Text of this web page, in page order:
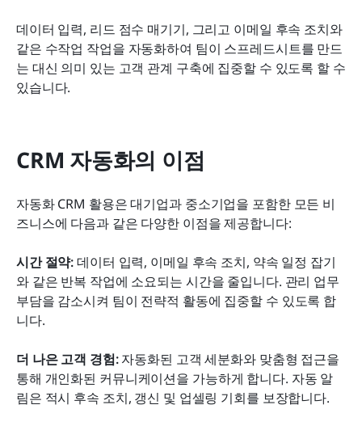
데이터 입력, 리드 점수 매기기, 그리고 이메일 후속 조치와
같은 수작업 작업을 자동화하여 팀이 스프레드시트를 만드
는 대신 의미 있는 고객 관계 구축에 집중할 수 있도록 할 수
있습니다.
CRM 자동화의 이점
자동화 CRM 활용은 대기업과 중소기업을 포함한 모든 비
즈니스에 다음과 같은 다양한 이점을 제공합니다:
시간 절약: 데이터 입력, 이메일 후속 조치, 약속 일정 잡기
와 같은 반복 작업에 소요되는 시간을 줄입니다. 관리 업무
부담을 감소시켜 팀이 전략적 활동에 집중할 수 있도록 합
니다.
더 나은 고객 경험: 자동화된 고객 세분화와 맞춤형 접근을
통해 개인화된 커뮤니케이션을 가능하게 합니다. 자동 알
림은 적시 후속 조치, 갱신 및 업셀링 기회를 보장합니다.